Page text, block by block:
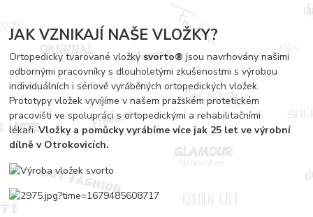
JAK VZNIKAJÍ NAŠE VLOŽKY?
Ortopedicky tvarované vložkysvorto® jsou navrhovány našimi
odbornými pracovníky s dlouholetými zkušenostmi s výrobou
individuálních i sériově vyráběných ortopedických vložek.
Prototypy vložek vyvíjíme v našem pražském protetickém
pracovišti ve spolupráci s ortopedickými a rehabilitačními
lékaři.Vložky a pomůcky vyrábíme více jak 25 let ve výrobní
dílně v Otrokovicích.